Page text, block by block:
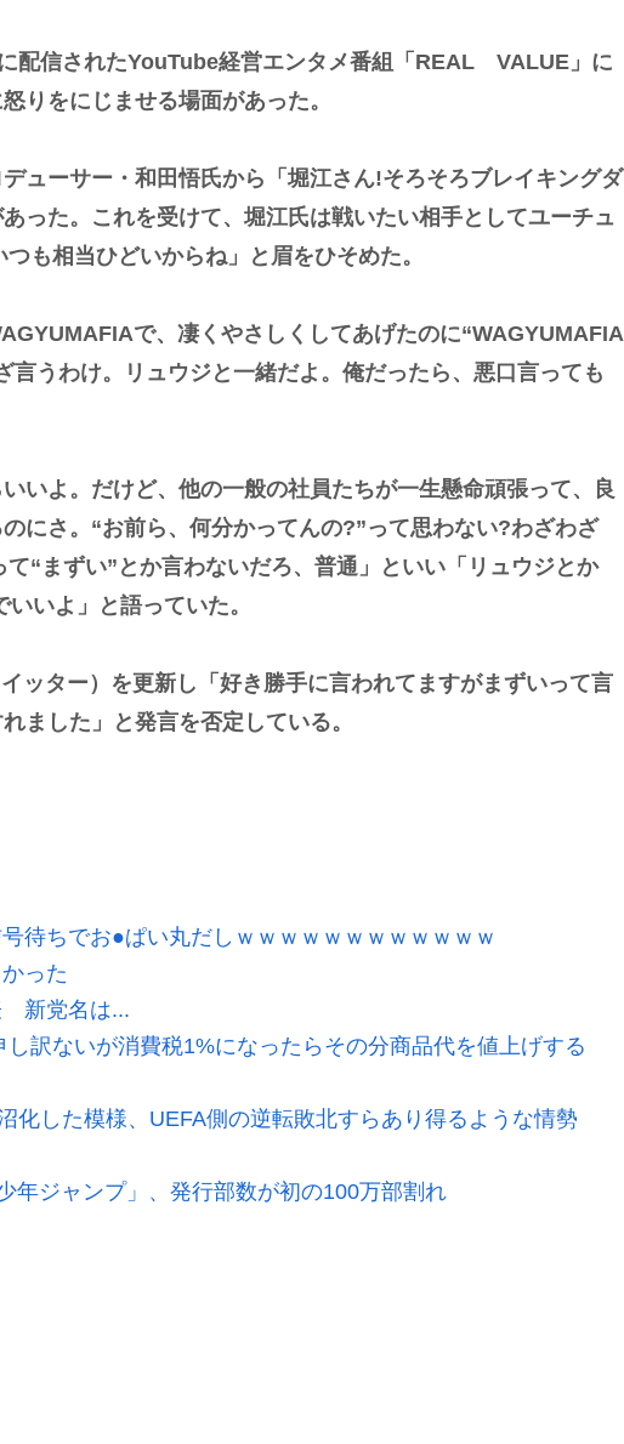
配信されたYouTube経営エンタメ番組「REAL VALUE」に
りをにじませる場面があった。
ューサー・和田悟氏から「堀江さん!そろそろブレイキングダ
った。これを受けて、堀江氏は戦いたい相手としてユーチュ
も相当ひどいからね」と眉をひそめた。
で、凄くやさしくしてあげたのに“WAGYUMAFIA
言うわけ。リュウジと一緒だよ。俺だったら、悪口言っても
いよ。だけど、他の一般の社員たちが一生懸命頑張って、良
にさ。“お前ら、何分かってんの?”って思わない?わざわざ
“まずい”とか言わないだろ、普通」といい「リュウジとか
いよ」と語っていた。
ッター）を更新し「好き勝手に言われてますがまずいって言
ました」と発言を否定している。
待ちでお●ぱい丸だしｗｗｗｗｗｗｗｗｗｗｗｗ
った
新党名は...
し訳ないが消費税1%になったらその分商品代を値上げする
化した模様、UEFA側の逆転敗北すらあり得るような情勢
年ジャンプ」、発行部数が初の100万部割れ